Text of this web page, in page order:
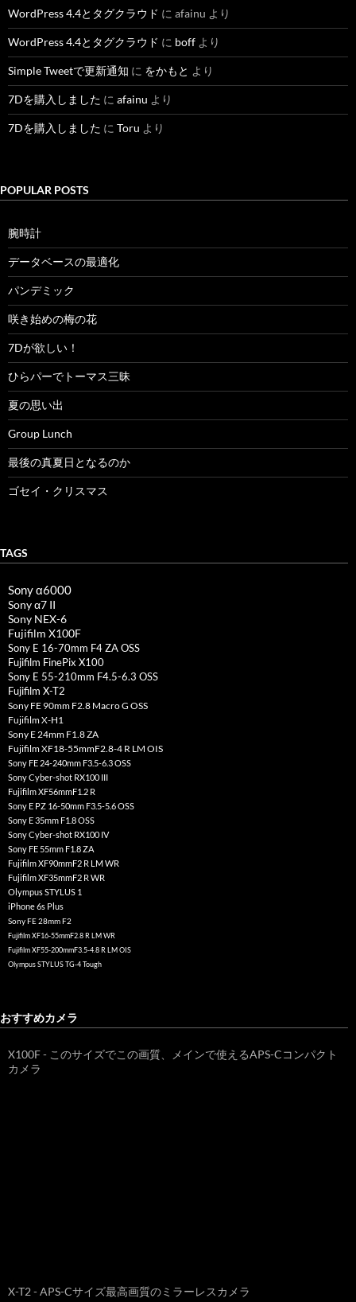
WordPress 4.4とタグクラウド に afainu より
WordPress 4.4とタグクラウド に boff より
Simple Tweetで更新通知 に をかもと より
7Dを購入しました に afainu より
7Dを購入しました に Toru より
POPULAR POSTS
腕時計
データベースの最適化
パンデミック
咲き始めの梅の花
7Dが欲しい！
ひらパーでトーマス三昧
夏の思い出
Group Lunch
最後の真夏日となるのか
ゴセイ・クリスマス
TAGS
Sony α6000
Sony α7 II
Sony NEX-6
Fujifilm X100F
Sony E 16-70mm F4 ZA OSS
Fujifilm FinePix X100
Sony E 55-210mm F4.5-6.3 OSS
Fujifilm X-T2
Sony FE 90mm F2.8 Macro G OSS
Fujifilm X-H1
Sony E 24mm F1.8 ZA
Fujifilm XF18-55mmF2.8-4 R LM OIS
Sony FE 24-240mm F3.5-6.3 OSS
Sony Cyber-shot RX100 III
Fujifilm XF56mmF1.2 R
Sony E PZ 16-50mm F3.5-5.6 OSS
Sony E 35mm F1.8 OSS
Sony Cyber-shot RX100 IV
Sony FE 55mm F1.8 ZA
Fujifilm XF90mmF2 R LM WR
Fujifilm XF35mmF2 R WR
Olympus STYLUS 1
iPhone 6s Plus
Sony FE 28mm F2
Fujifilm XF16-55mmF2.8 R LM WR
Fujifilm XF55-200mmF3.5-4.8 R LM OIS
Olympus STYLUS TG-4 Tough
おすすめカメラ
X100F - このサイズでこの画質、メインで使えるAPS-Cコンパクト
カメラ
X-T2 - APS-Cサイズ最高画質のミラーレスカメラ